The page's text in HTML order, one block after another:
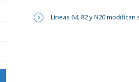
Líneas 64, 82 y N20